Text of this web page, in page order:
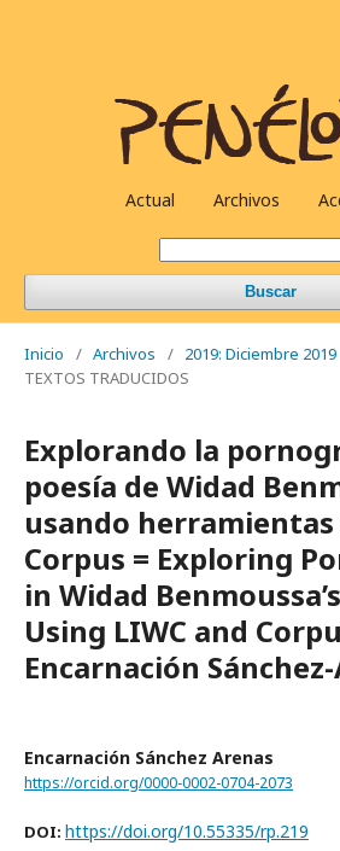
Actual Archivos
Buscar
Inicio / Archivos / 2019: Diciembre 2019
TEXTOS TRADUCIDOS
Explorando la
poesía de Widad
usando herramientas
Corpus = Exploring
in Widad
Using LIWC and
Encarnación
Encarnación Sánchez Arenas
https://orcid.org/0000-0002-0704-2073
DOI: https://doi.org/10.55335/rp.219